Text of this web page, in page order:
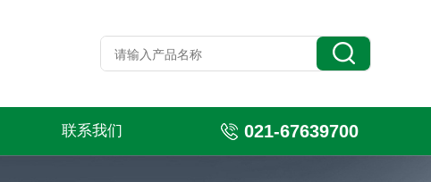
联系我们 021-67639700